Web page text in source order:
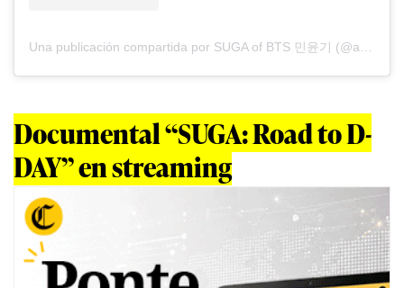
Documental “SUGA: Road to D-
DAY” en streaming